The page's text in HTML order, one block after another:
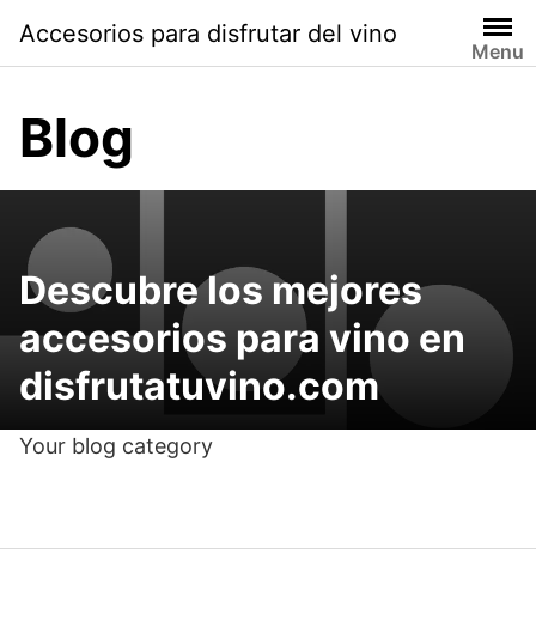
contenido
Accesorios para disfrutar del vino
Menu
Blog
Descubre los mejores
accesorios para vino en
disfrutatuvino.com
Your blog category